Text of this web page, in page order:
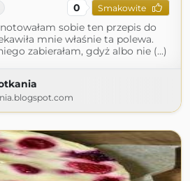
0 Smakowite
sobie ten przepis do
mnie właśnie ta polewa.
zabierałam, gdyż albo nie (...)